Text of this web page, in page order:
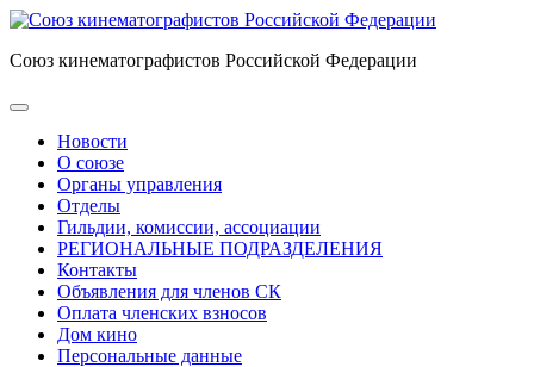
Союз кинематографистов Российской Федерации
Новости
О союзе
Органы управления
Отделы
Гильдии, комиссии, ассоциации
РЕГИОНАЛЬНЫЕ ПОДРАЗДЕЛЕНИЯ
Контакты
Объявления для членов СК
Оплата членских взносов
Дом кино
Персональные данные